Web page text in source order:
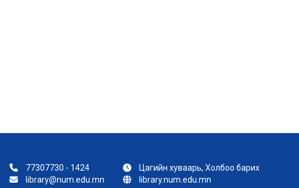
77307730 - 1424
library@num.edu.mn
Цагийн хуваарь, Холбоо барих
library.num.edu.mn